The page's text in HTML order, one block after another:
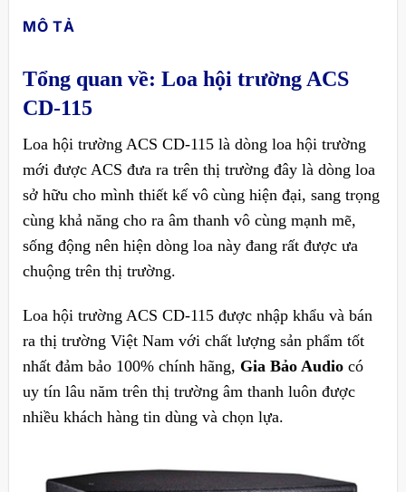
MÔ TẢ
Tổng quan về: Loa hội trường ACS
CD-115
Loa hội trường ACS CD-115 là dòng loa hội trường
mới được ACS đưa ra trên thị trường đây là dòng loa
sở hữu cho mình thiết kế vô cùng hiện đại, sang trọng
cùng khả năng cho ra âm thanh vô cùng mạnh mẽ,
sống động nên hiện dòng loa này đang rất được ưa
chuộng trên thị trường.
Loa hội trường ACS CD-115được nhập khẩu và bán
ra thị trường Việt Nam với chất lượng sản phẩm tốt
nhất đảm bảo 100% chính hãng, Gia Bảo Audiocó
uy tín lâu năm trên thị trường âm thanh luôn được
nhiều khách hàng tin dùng và chọn lựa.